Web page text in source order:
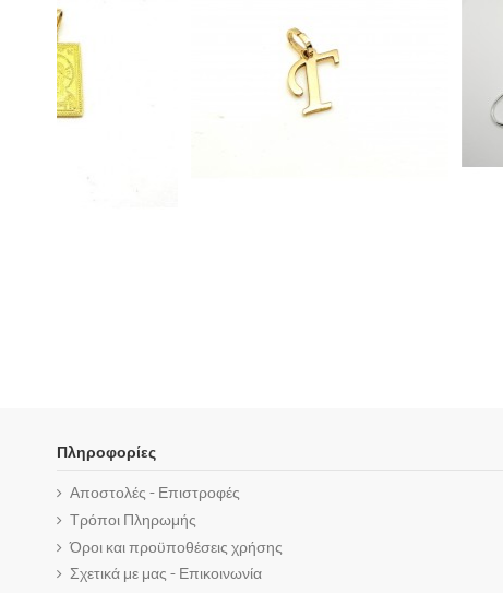
Πληροφορίες
Αποστολές - Επιστροφές
Τρόποι Πληρωμής
Όροι και προϋποθέσεις χρήσης
Σχετικά με μας - Επικοινωνία